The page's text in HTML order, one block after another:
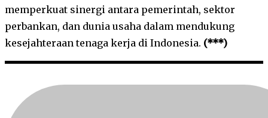
memperkuat sinergi antara pemerintah, sektor
perbankan, dan dunia usaha dalam mendukung
kesejahteraan tenaga kerja di Indonesia. (***)